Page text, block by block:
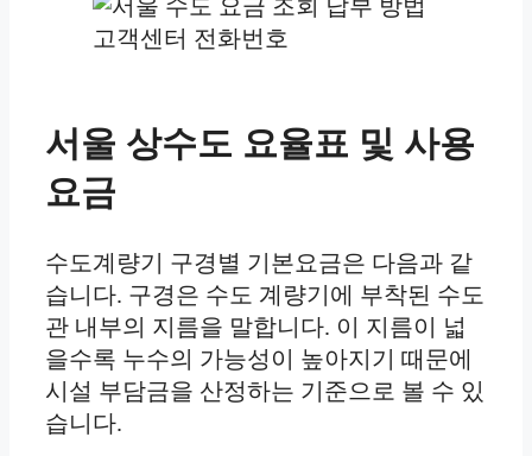
서울 상수도 요율표 및 사용
요금
수도계량기 구경별 기본요금은 다음과 같
습니다. 구경은 수도 계량기에 부착된 수도
관 내부의 지름을 말합니다. 이 지름이 넓
을수록 누수의 가능성이 높아지기 때문에
시설 부담금을 산정하는 기준으로 볼 수 있
습니다.